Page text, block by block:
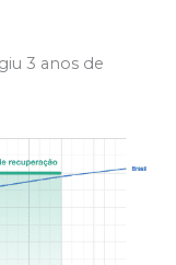
3 anos de